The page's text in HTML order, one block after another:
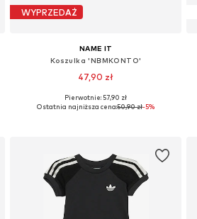
WYPRZEDAŻ
NAME IT
Koszulka 'NBMKONTO'
47,90 zł
Dostępne rozmiary: 56, 62, 68, 74, 80, 86
Pierwotnie: 57,90 zł
Ostatnia najniższa cena:50,90 zł-5%